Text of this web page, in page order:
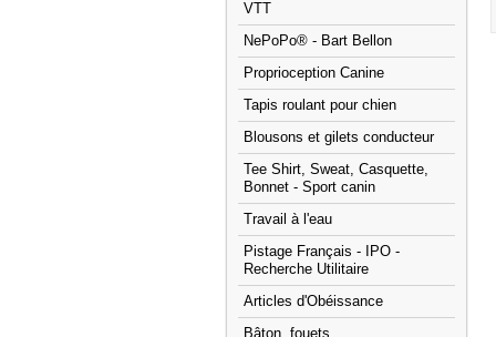
VTT
NePoPo® - Bart Bellon
Proprioception Canine
Tapis roulant pour chien
Blousons et gilets conducteur
Tee Shirt, Sweat, Casquette,
Bonnet - Sport canin
Travail à l'eau
Pistage Français - IPO -
Recherche Utilitaire
Articles d'Obéissance
Bâton, fouets